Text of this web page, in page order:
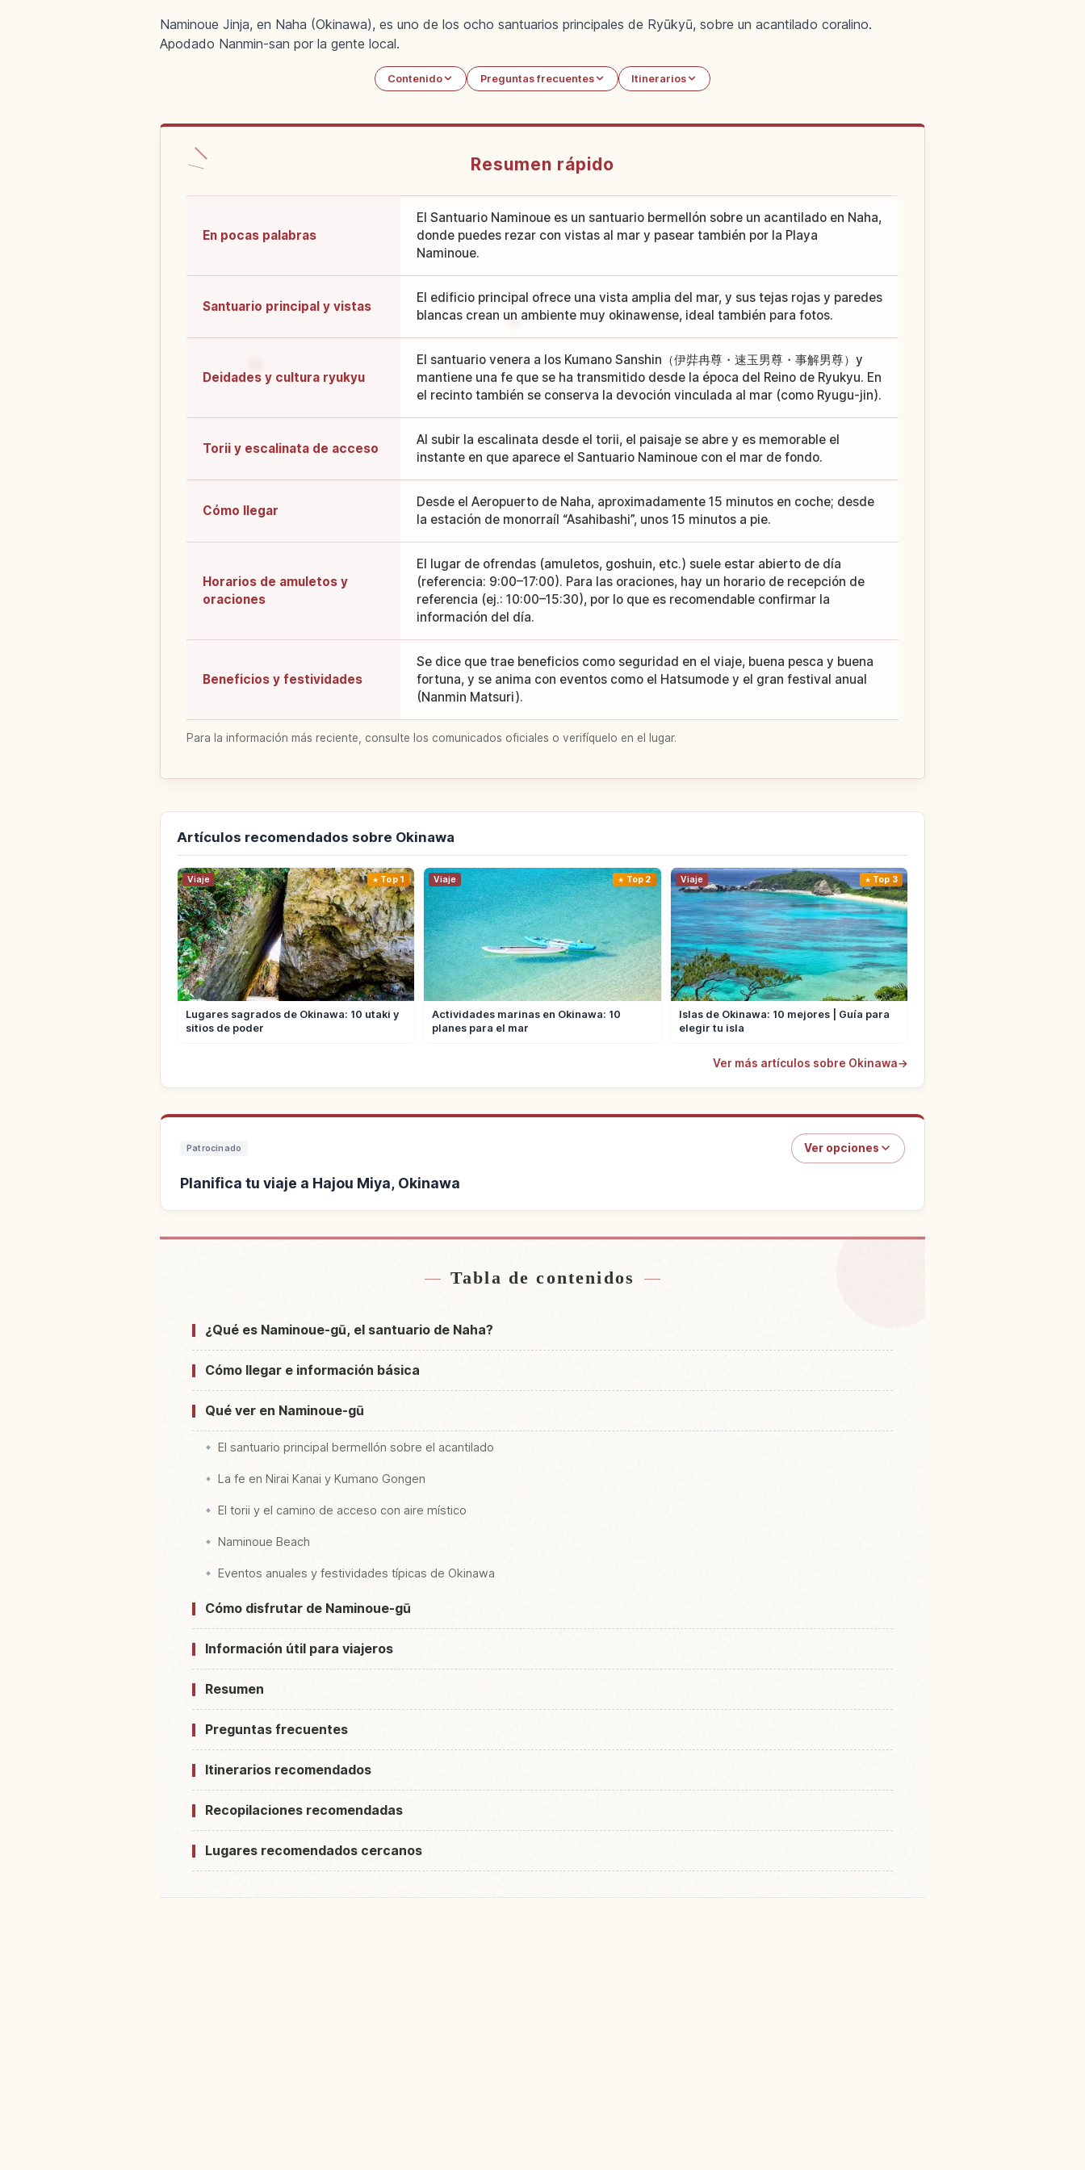
Naminoue Jinja, en Naha (Okinawa), es uno de los ocho santuarios principales de Ryūkyū, sobre un acantilado coralino.
Apodado Nanmin-san por la gente local.
Contenido Preguntas frecuentes Itinerarios
Resumen rápido
En pocas palabras
El Santuario Naminoue es un santuario bermellón sobre un acantilado en Naha,
donde puedes rezar con vistas al mar y pasear también por la Playa
Naminoue.
Santuario principal y vistas
El edificio principal ofrece una vista amplia del mar, y sus tejas rojas y paredes
blancas crean un ambiente muy okinawense, ideal también para fotos.
Deidades y cultura ryukyu
El santuario venera a los Kumano Sanshin（伊弉冉尊・速玉男尊・事解男尊）y
mantiene una fe que se ha transmitido desde la época del Reino de Ryukyu. En
el recinto también se conserva la devoción vinculada al mar (como Ryugu-jin).
Torii y escalinata de acceso
Al subir la escalinata desde el torii, el paisaje se abre y es memorable el
instante en que aparece el Santuario Naminoue con el mar de fondo.
Cómo llegar
Desde el Aeropuerto de Naha, aproximadamente 15 minutos en coche; desde
la estación de monorraíl “Asahibashi”, unos 15 minutos a pie.
Horarios de amuletos y
oraciones
El lugar de ofrendas (amuletos, goshuin, etc.) suele estar abierto de día
(referencia: 9:00–17:00). Para las oraciones, hay un horario de recepción de
referencia (ej.: 10:00–15:30), por lo que es recomendable confirmar la
información del día.
Beneficios y festividades
Se dice que trae beneficios como seguridad en el viaje, buena pesca y buena
fortuna, y se anima con eventos como el Hatsumode y el gran festival anual
(Nanmin Matsuri).
Para la información más reciente, consulte los comunicados oficiales o verifíquelo en el lugar.
Artículos recomendados sobre Okinawa
Viaje Top 1
Lugares sagrados de Okinawa: 10 utaki y
sitios de poder
Viaje Top 2
Actividades marinas en Okinawa: 10
planes para el mar
Viaje Top 3
Islas de Okinawa: 10 mejores | Guía para
elegir tu isla
Ver más artículos sobre Okinawa→
Patrocinado Ver opciones
Planifica tu viaje a Hajou Miya, Okinawa
Tabla de contenidos
¿Qué es Naminoue-gū, el santuario de Naha?
Cómo llegar e información básica
Qué ver en Naminoue-gū
El santuario principal bermellón sobre el acantilado
La fe en Nirai Kanai y Kumano Gongen
El torii y el camino de acceso con aire místico
Naminoue Beach
Eventos anuales y festividades típicas de Okinawa
Cómo disfrutar de Naminoue-gū
Información útil para viajeros
Resumen
Preguntas frecuentes
Itinerarios recomendados
Recopilaciones recomendadas
Lugares recomendados cercanos